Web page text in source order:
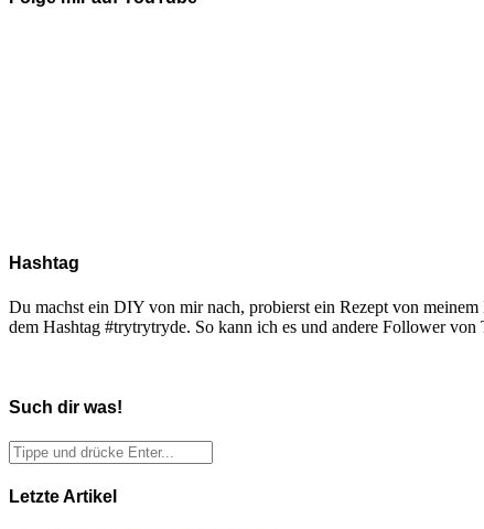
Hashtag
Du machst ein DIY von mir nach, probierst ein Rezept von
dem Hashtag #trytrytryde. So kann ich es und andere Follower
Such dir was!
Letzte Artikel